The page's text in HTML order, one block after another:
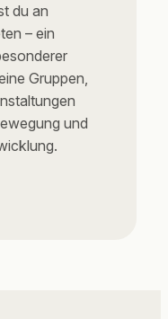
du an
– ein
Gruppen,
und